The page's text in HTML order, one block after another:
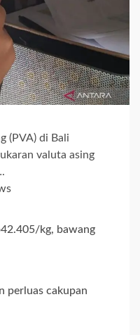
(PVA) di Bali
valuta asing
kg, bawang
perluas cakupan